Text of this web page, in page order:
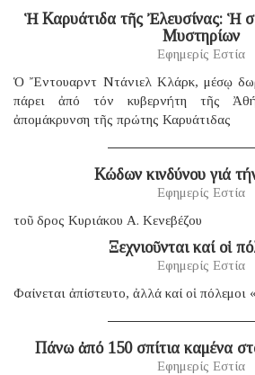
Ἡ Καρυάτιδα τῆς Ἐλευσίνας: Ἡ
Μυστηρίων
Εφημερίς Εστία
Ὁ Ἔντουαρντ Ντάνιελ Κλάρκ, μέσῳ
πάρει ἀπό τόν κυβερνήτη τῆς
ἀπομάκρυνση τῆς πρώτης Καρυάτιδας
Κώδων κινδύνου γιά
Εφημερίς Εστία
τοῦ δρος Κυριάκου Α. Κενεβέζου
Ξεχνιοῦνται καί οἱ
Εφημερίς Εστία
Φαίνεται ἀπίστευτο, ἀλλά καί οἱ πόλεμοι
Πάνω ἀπό 150 σπίτια καμένα
Εφημερίς Εστία